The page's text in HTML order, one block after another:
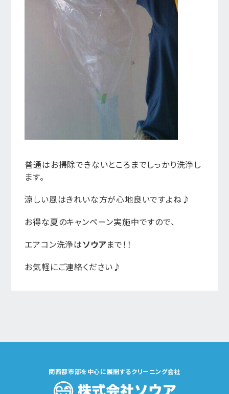
普通はお掃除できないところまでしっかり洗浄し
ます。
涼しい風はきれいな方が心地良いですよね♪
お得な夏のキャンペーン実施中ですので、
エアコン洗浄はソウアまで！！
お気軽にご連絡ください♪
関西都市部を中心に展開するクリーニング会社